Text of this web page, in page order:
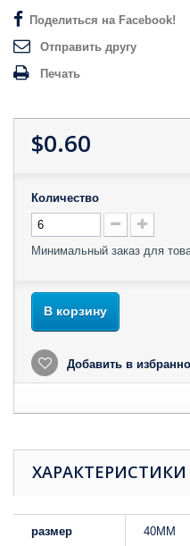
Поделиться на Facebook!
Отправить другу
Печать
$0.60
Количество
Минимальный заказ для
В корзину
Добавить в
ХАРАКТЕРИСТИКИ
размер 40MM